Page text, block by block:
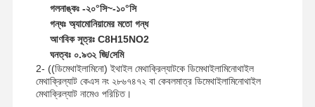
গলনাঙ্কঃ -২০°সি~-১০°সি
গন্ধঃ অ্যামোনিয়ামের মতো গন্ধ
আণবিক সূত্রঃ C8H15NO2
ঘনত্বঃ ০.৯৩২ জি/সেমি
2- ((ডিমেথাইলামিনো) ইথাইল মেথাক্রিল্যাটকে ডিমেথাইলামিনোথাইল
মেথাক্রিল্যাট কেএস নং ২৮৬৭৪৭২ বা কেবলমাত্র ডিমেথাইলামিনোথাইল
মেথাক্রিল্যাট নামেও পরিচিত।